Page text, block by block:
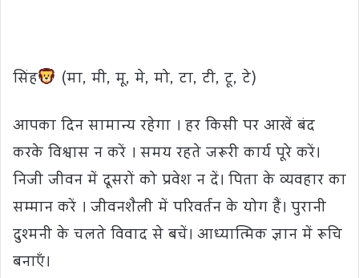
सिंह
(मा, मी, मू, मे, मो, टा, टी, टू, टे)
आपका दिन सामान्य रहेगा । हर किसी पर आखें बंद
करके विश्वास न करें । समय रहते जरूरी कार्य पूरे करें।
निजी जीवन में दूसरों को प्रवेश न दें। पिता के व्यवहार का
सम्मान करें । जीवनशैली में परिवर्तन के योग हैं। पुरानी
दुश्मनी के चलते विवाद से बचें। आध्यात्मिक ज्ञान में रूचि
बनाएँ।